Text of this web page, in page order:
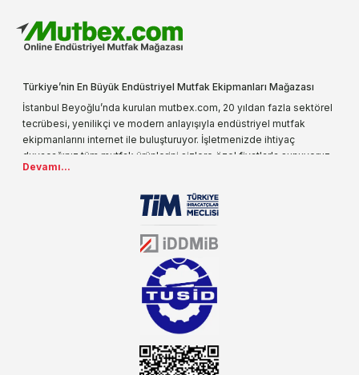
Türkiye’nin En Büyük Endüstriyel Mutfak Ekipmanları Mağazası
İstanbul Beyoğlu’nda kurulan mutbex.com, 20 yıldan fazla sektörel
tecrübesi, yenilikçi ve modern anlayışıyla endüstriyel mutfak
ekipmanlarını internet ile buluşturuyor. İşletmenizde ihtiyaç
duyacağınız tüm mutfak ürünlerini sizlere özel fiyatlarla sunuyoruz.
Endüstriyel mutfak malzemesi deyince akla gelen ilk adreslerden
sektörün farklı alanlarında da faliyet gösteren mutbex.com,
Öztiryakiler resmi bayisidir. Öztiryakiler ürünleri üzerinde büyük bir
donanıma sahip ekibi ile müşterilerine koşulsuz destek sunan
mutbex.com ile endüstriyel mutfak malzemeleri konusunda
alacağınız hizmet standartların her zaman üstünde olacaktır.
Devamı...